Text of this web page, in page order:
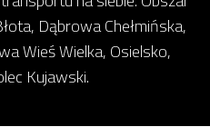
Dąbrowa Chełmińska,
Wieś Wielka, Osielsko,
Kujawski.